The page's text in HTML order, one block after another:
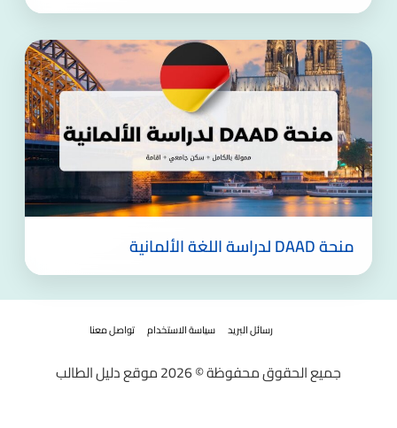
منحة DAAD لدراسة اللغة الألمانية
رسائل البريد سياسة الاستخدام تواصل معنا
جميع الحقوق محفوظة © 2026 موقع دليل الطالب